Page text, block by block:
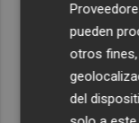
pueden
otros
del